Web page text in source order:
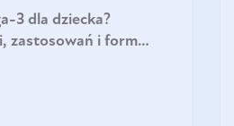
3 dla dziecka?
zastosowań i form